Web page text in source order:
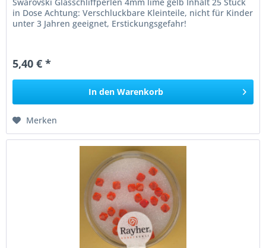
Swarovski Glasschliffperlen 4mm lime gelb Inhalt 25 Stück
in Dose Achtung: Verschluckbare Kleinteile, nicht für Kinder
unter 3 Jahren geeignet, Erstickungsgefahr!
5,40 € *
In den Warenkorb
Merken